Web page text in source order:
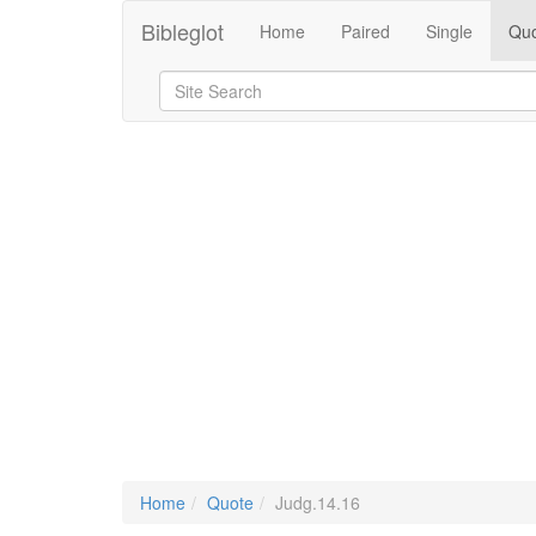
Bibleglot Home Paired Single
Home Quote Judg.14.16